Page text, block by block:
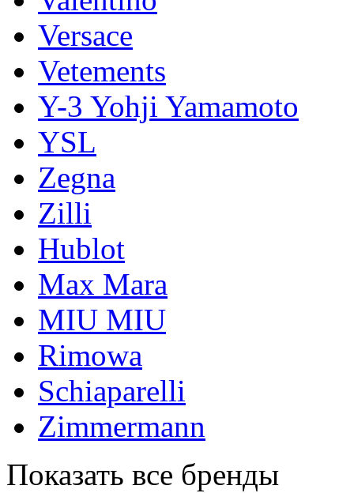
Versace
Vetements
Y-3 Yohji Yamamoto
YSL
Zegna
Zilli
Hublot
Max Mara
MIU MIU
Rimowa
Schiaparelli
Zimmermann
Показать все бренды